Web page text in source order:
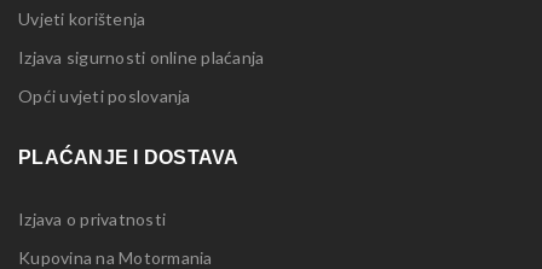
Uvjeti korištenja
Izjava sigurnosti online plaćanja
Opći uvjeti poslovanja
PLAĆANJE I DOSTAVA
Izjava o privatnosti
Kupovina na Motormania